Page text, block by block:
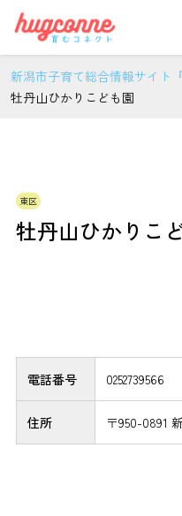
新潟市子育て総合情報サイト
牡丹山ひかりこども園
東区
牡丹山ひかりこ
電話番号 0252739566
住所 〒950-0891